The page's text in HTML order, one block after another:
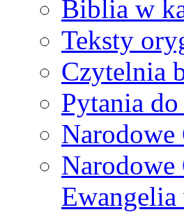
Biblia w
Teksty
Czytelnia
Pytania
Narodowe
Narodowe
Ewangelia